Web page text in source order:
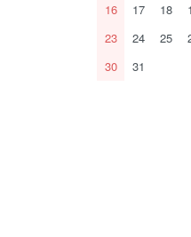
16
17 18
23
24 25
30
31